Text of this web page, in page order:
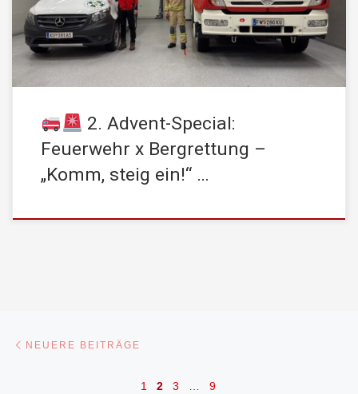
und das gleich doppelt: Er engagiert sich nicht nur bei der
STADTFEUERWEHR Kufstein, sondern auch bei […]
2. Advent-Special:
Feuerwehr x Bergrettung –
„Komm, steig ein!“ …
NEUERE BEITRÄGE
1 2 3 … 9